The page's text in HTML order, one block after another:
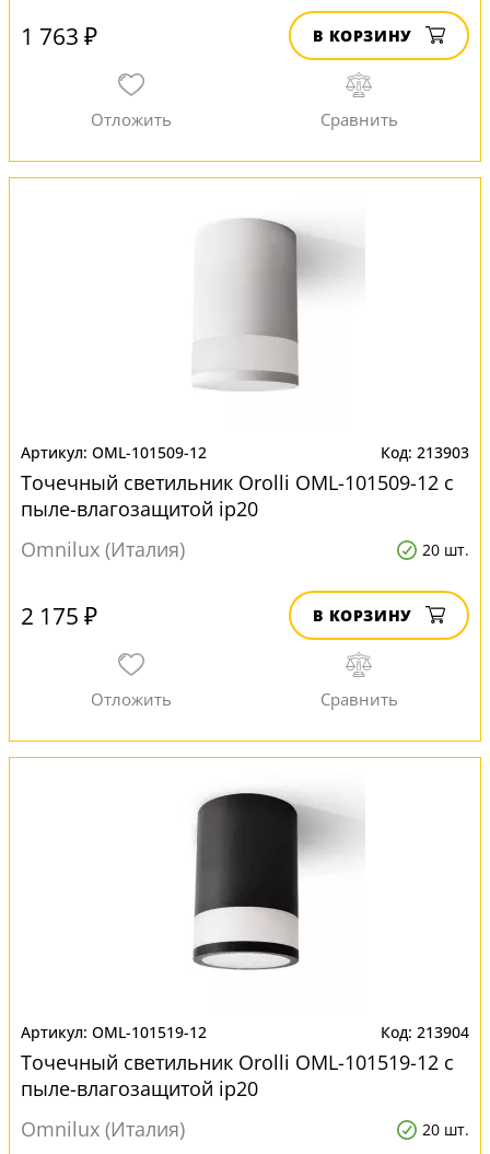
1 763 ₽ В КОРЗИНУ
OML-101509-12 213903
Точечный светильник Orolli OML-101509-12 с
пыле-влагозащитой ip20
Omnilux (Италия)
20 шт.
2 175 ₽ В КОРЗИНУ
OML-101519-12 213904
Точечный светильник Orolli OML-101519-12 с
пыле-влагозащитой ip20
Omnilux (Италия)
20 шт.